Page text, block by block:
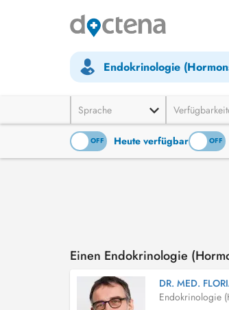
Endokrinologie
Sprache
OFF Heute verfügbar
ON OFF
Einen Endokrinologie
DR. MED.
Endokrinologie